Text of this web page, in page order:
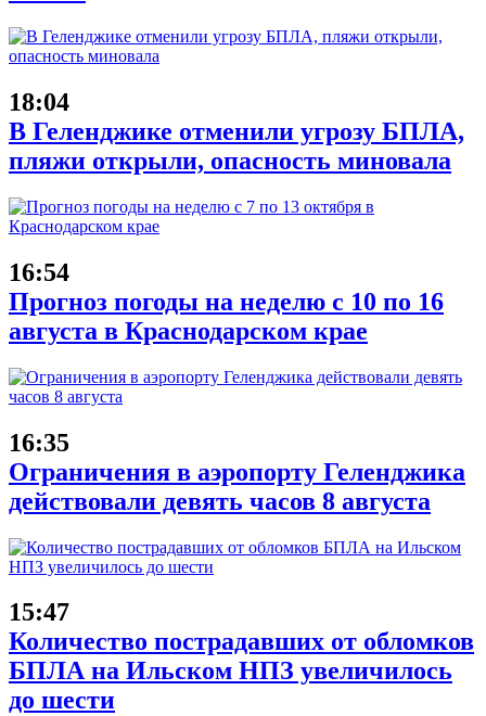
18:04
В Геленджике отменили угрозу БПЛА,
пляжи открыли, опасность миновала
16:54
Прогноз погоды на неделю с 10 по 16
августа в Краснодарском крае
16:35
Ограничения в аэропорту Геленджика
действовали девять часов 8 августа
15:47
Количество пострадавших от обломков
БПЛА на Ильском НПЗ увеличилось
до шести